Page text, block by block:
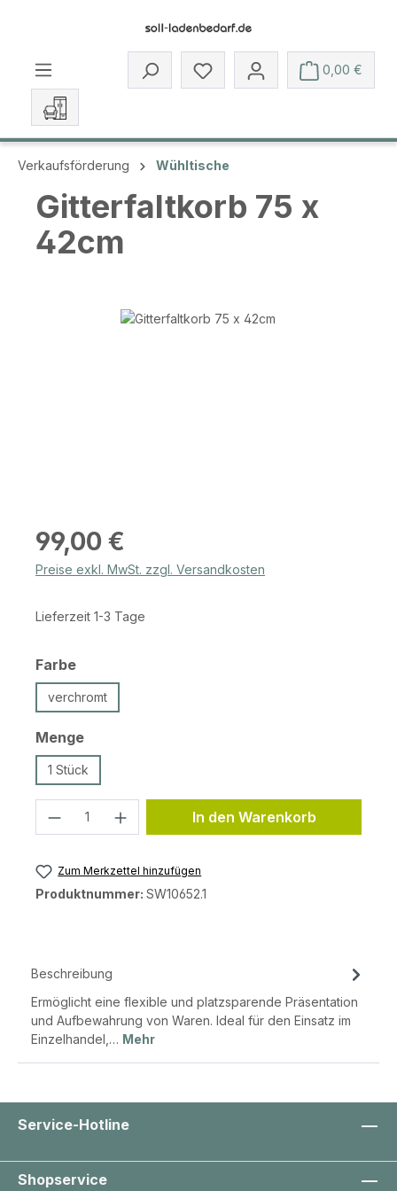
Du hast 0 Produkte auf dem
0,00 €
Verkaufsförderung Wühltische
Gitterfaltkorb 75 x
42cm
Bildergalerie überspringen
Regulärer Preis:
99,00 €
Preise exkl. MwSt. zzgl. Versandkosten
Lieferzeit 1-3 Tage
Farbeauswählen
verchromt
Mengeauswählen
1 Stück
Produkt Anzahl: Gib den
In den Warenkorb
Zum Merkzettel hinzufügen
Produktnummer: SW10652.1
Beschreibung
Ermöglicht eine flexible und platzsparende Präsentation
und Aufbewahrung von Waren. Ideal für den Einsatz im
Einzelhandel,… Mehr
Service-Hotline
Shopservice